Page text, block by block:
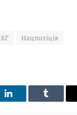
Нацполіція
LinkedIn Tumblr